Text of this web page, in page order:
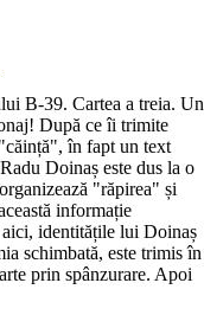
B-39. Cartea a treia. Un
După ce îi trimite
în fapt un text
Doinaș este dus la o
"răpirea" și
informație
identitățile lui Doinaș
schimbată, este trimis în
prin spânzurare. Apoi